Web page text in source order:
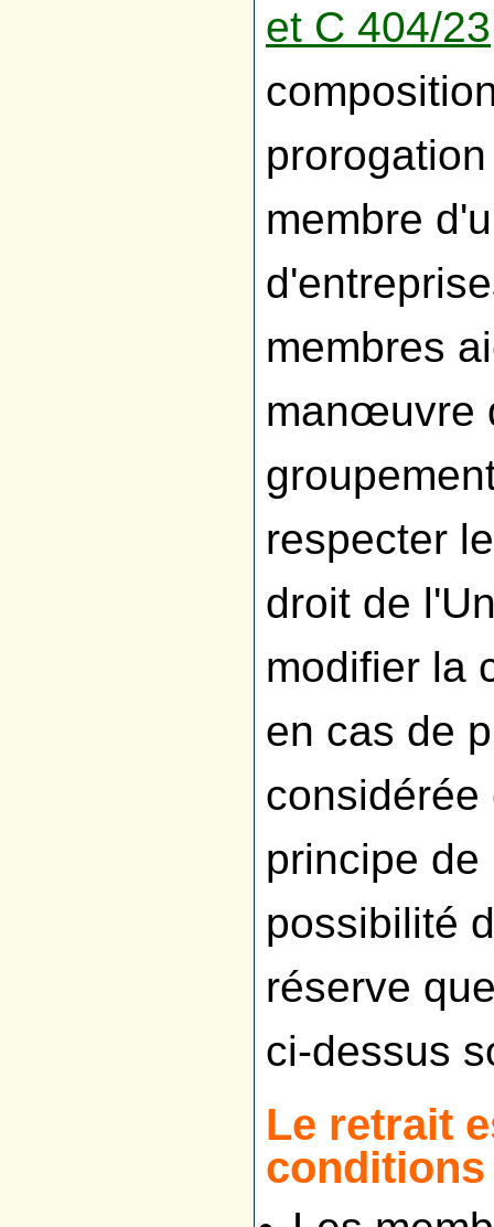
et C 404/23
membre
membres
manœuvre
respecter
droit de
modifier la
en cas de
considérée
principe
possibilité
réserve
ci-dessus
Le retrait